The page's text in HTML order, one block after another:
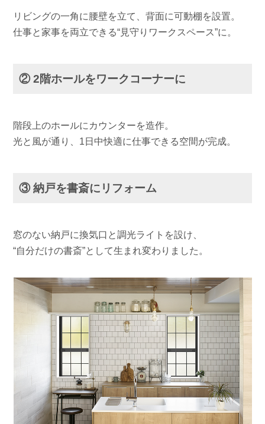
リビングの一角に腰壁を立て、背面に可動棚を設置。
仕事と家事を両立できる“見守りワークスペース”に。
② 2階ホールをワークコーナーに
階段上のホールにカウンターを造作。
光と風が通り、1日中快適に仕事できる空間が完成。
③ 納戸を書斎にリフォーム
窓のない納戸に換気口と調光ライトを設け、
“自分だけの書斎”として生まれ変わりました。